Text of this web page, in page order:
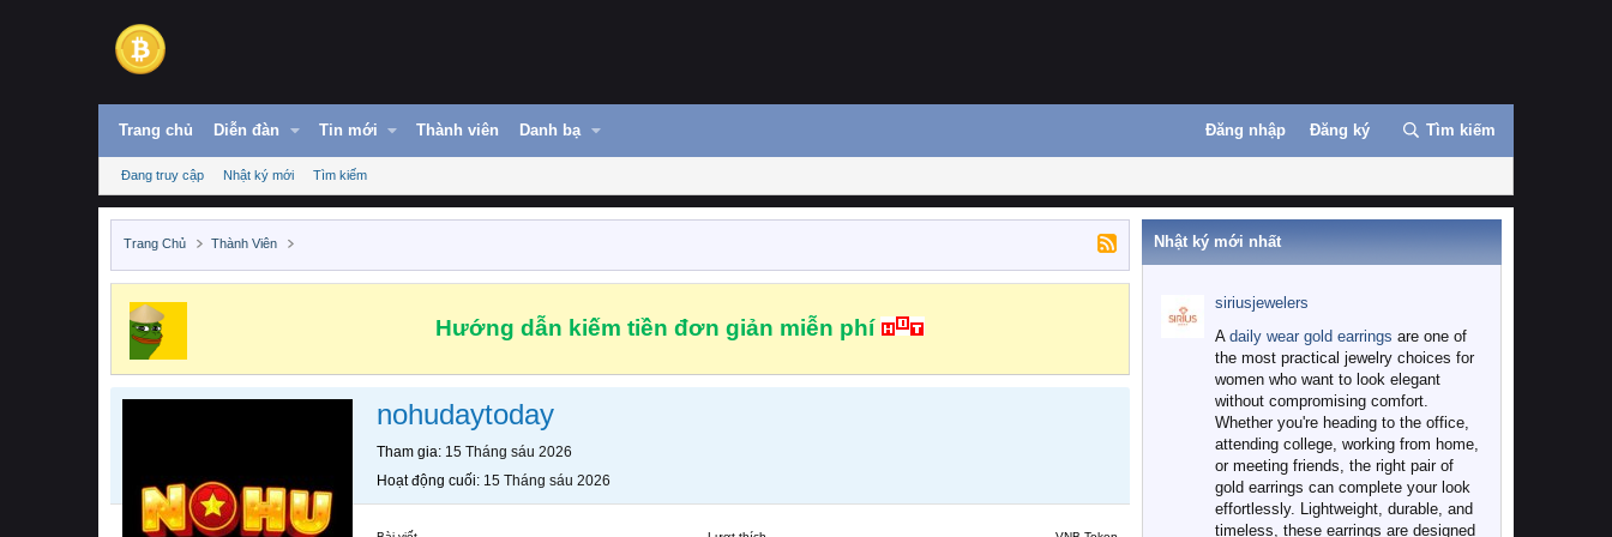
Trang chủ Diễn đàn Tin mới Thành viên Danh bạ Đăng nhập Đăng ký Tìm kiếm
Đang truy cập Nhật ký mới Tìm kiếm
Trang Chủ Thành Viên
Hướng dẫn kiếm tiền đơn giản miễn phí
nohudaytoday
Tham gia 15 Tháng sáu 2026
Hoạt động cuối 15 Tháng sáu 2026
Nhật ký mới nhất
siriusjewelers
A daily wear gold earrings are one of
the most practical jewelry choices for
women who want to look elegant
without compromising comfort.
Whether you're heading to the office,
attending college, working from home,
or meeting friends, the right pair of
gold earrings can complete your look
effortlessly. Lightweight, durable, and
timeless, these earrings are designed